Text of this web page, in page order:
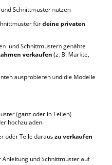
Schnittmuster nutzen
fürdeine privaten
und Schnittmustern genähte
verkaufen (z. B. Märkte,
ausprobieren und die Modelle
(ganz oder in Teilen)
hochzuladen
oder Teile darauszu verkaufen
Anleitung und Schnittmuster auf